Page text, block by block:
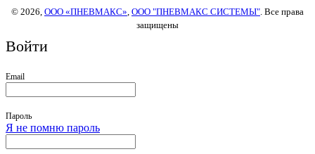
© 2026, ООО «ПНЕВМАКС» ООО "ПНЕВМАКС СИСТЕМЫ" . Все права
защищены
Войти
Email
Пароль
Я не помню пароль